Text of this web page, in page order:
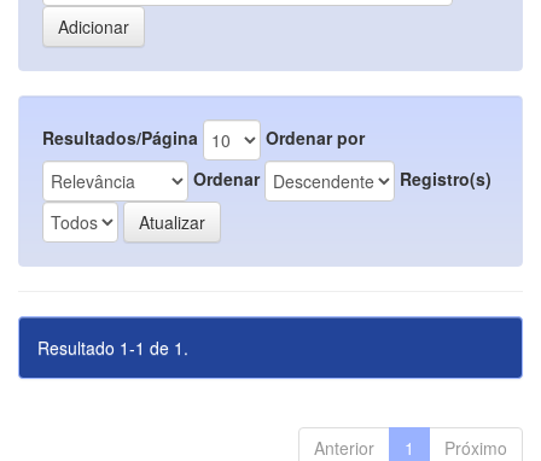
Resultados/Página
Ordenar por
Ordenar
Registro(s)
Resultado 1-1 de 1.
Anterior 1 Próximo